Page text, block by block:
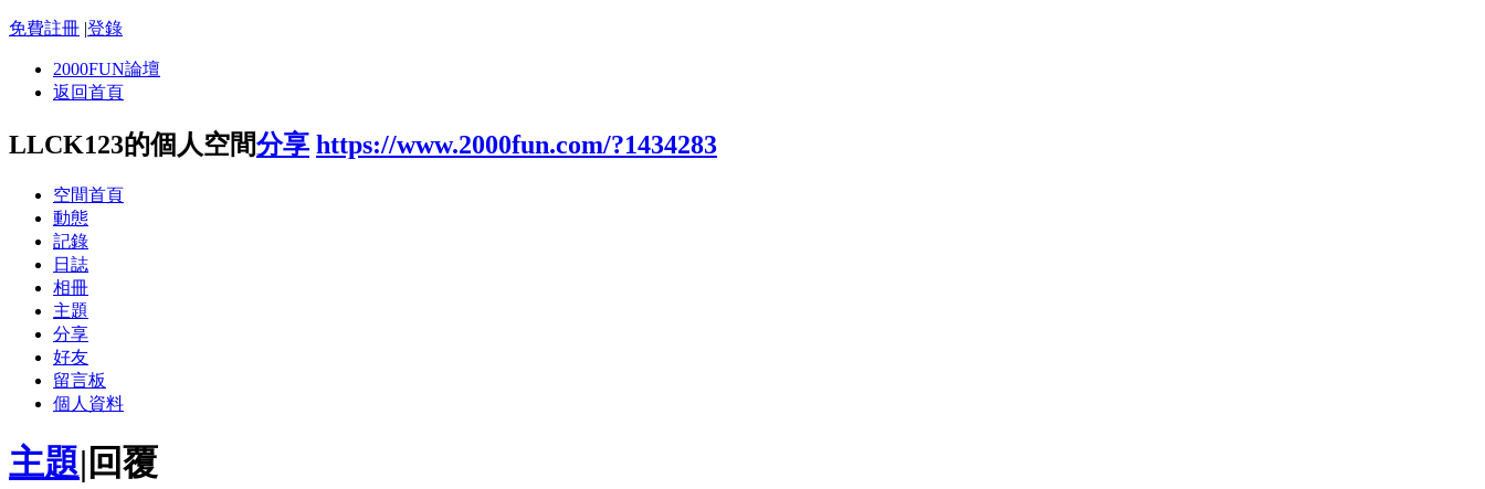
免費註冊 |登錄
2000FUN論壇
返回首頁
LLCK123的個人空間分享 https://www.2000fun.com/?1434283
空間首頁
動態
記錄
日誌
相冊
主題
分享
好友
留言板
個人資料
主題| 回覆